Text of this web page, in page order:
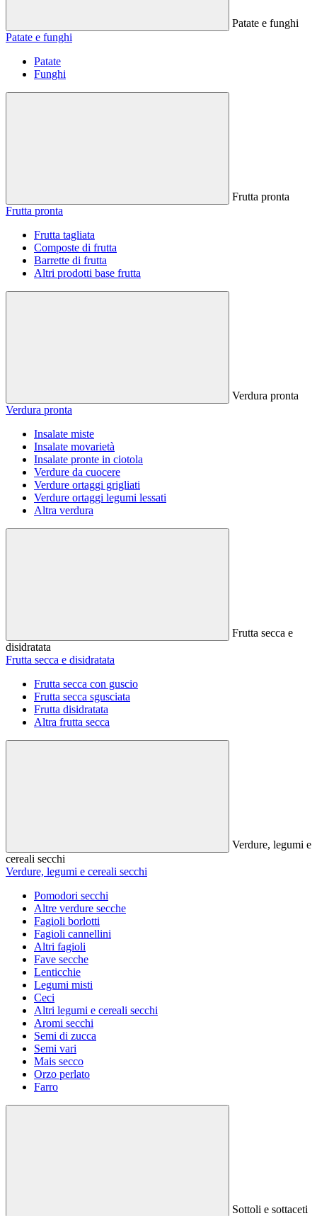
Patate e funghi
Patate e funghi
Patate
Funghi
Frutta pronta
Frutta pronta
Frutta tagliata
Composte di frutta
Barrette di frutta
Altri prodotti base frutta
Verdura pronta
Verdura pronta
Insalate miste
Insalate movarietà
Insalate pronte in ciotola
Verdure da cuocere
Verdure ortaggi grigliati
Verdure ortaggi legumi lessati
Altra verdura
Frutta secca e
disidratata
Frutta secca e disidratata
Frutta secca con guscio
Frutta secca sgusciata
Frutta disidratata
Altra frutta secca
Verdure, legumi e
cereali secchi
Verdure, legumi e cereali secchi
Pomodori secchi
Altre verdure secche
Fagioli borlotti
Fagioli cannellini
Altri fagioli
Fave secche
Lenticchie
Legumi misti
Ceci
Altri legumi e cereali secchi
Aromi secchi
Semi di zucca
Semi vari
Mais secco
Orzo perlato
Farro
Sottoli e sottaceti